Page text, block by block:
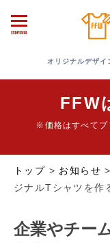
menu
オリジナルデザ
FFW
※価格はすべてプ
トップ > お知らせ >
ジナルTシャツを作
企業やチー